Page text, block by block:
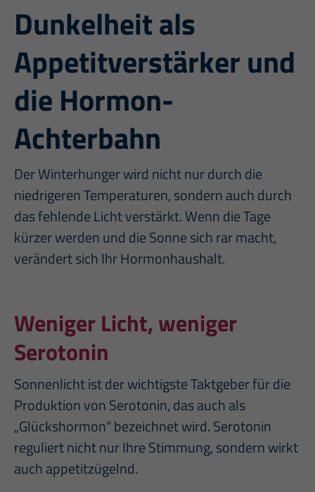
Dunkelheit als
Appetitverstärker und
die Hormon-
Achterbahn
Der Winterhunger wird nicht nur durch die
niedrigeren Temperaturen, sondern auch durch
das fehlende Licht verstärkt. Wenn die Tage
kürzer werden und die Sonne sich rar macht,
verändert sich Ihr Hormonhaushalt.
Weniger Licht, weniger
Serotonin
Sonnenlicht ist der wichtigste Taktgeber für die
Produktion von Serotonin, das auch als
„Glückshormon“ bezeichnet wird. Serotonin
reguliert nicht nur Ihre Stimmung, sondern wirkt
auch appetitzügelnd.